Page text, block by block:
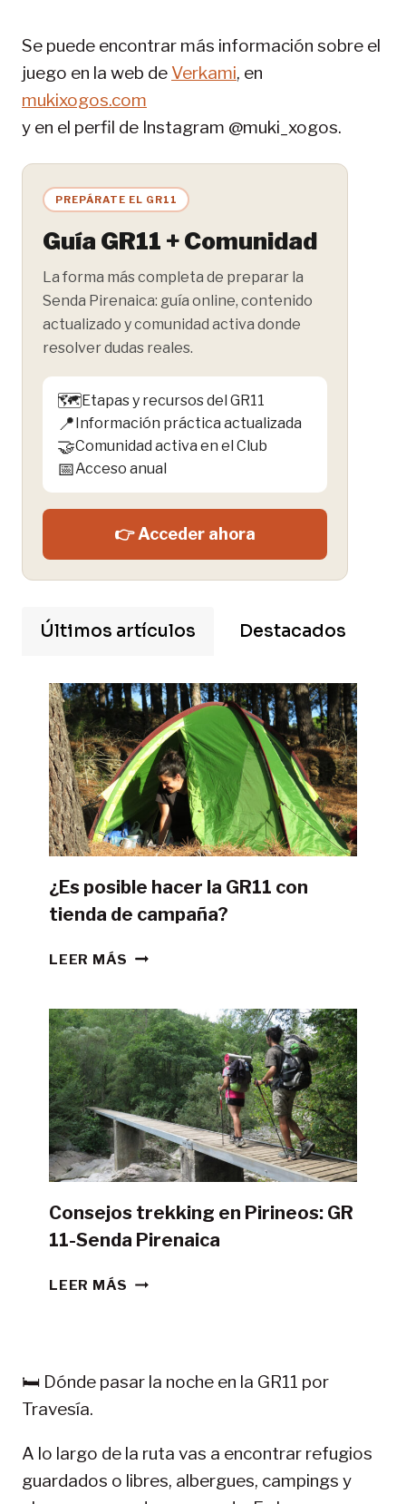
Se puede encontrar más información sobre el
juego en la web de Verkami, en
mukixogos.com
y en el perfil de Instagram @muki_xogos.
PREPÁRATE EL GR11
Guía GR11 + Comunidad
La forma más completa de preparar la
Senda Pirenaica: guía online, contenido
actualizado y comunidad activa donde
resolver dudas reales.
🗺️Etapas y recursos del GR11
📍Información práctica actualizada
🤝Comunidad activa en el Club
📅Acceso anual
👉 Acceder ahora
Últimos artículos Destacados
¿Es posible hacer la GR11 con
tienda de campaña?
LEER MÁS ¿ES
LA
GR11
CON
TIENDA
DE
CAMPAÑA?
Consejos trekking en Pirineos: GR
11-Senda Pirenaica
LEER MÁS CONSEJOS
11-
🛏️ Dónde pasar la noche en la GR11 por
Travesía.
A lo largo de la ruta vas a encontrar refugios
guardados o libres, albergues, campings y